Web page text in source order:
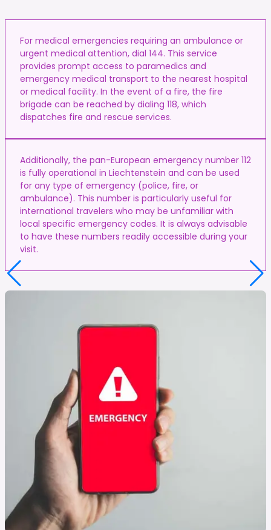
For medical emergencies requiring an ambulance or
urgent medical attention, dial 144. This service
provides prompt access to paramedics and
emergency medical transport to the nearest hospital
or medical facility. In the event of a fire, the fire
brigade can be reached by dialing 118, which
dispatches fire and rescue services.
Additionally, the pan-European emergency number 112
is fully operational in Liechtenstein and can be used
for any type of emergency (police, fire, or
ambulance). This number is particularly useful for
international travelers who may be unfamiliar with
local specific emergency codes. It is always advisable
to have these numbers readily accessible during your
visit.